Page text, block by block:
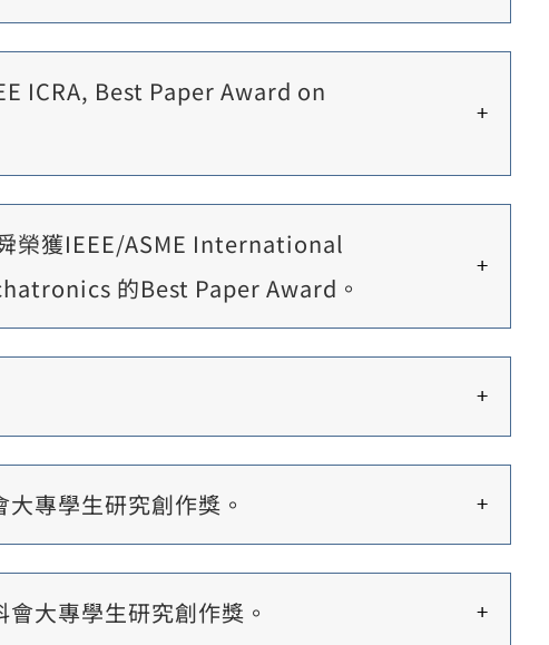
ICRA, Best Paper Award on
榮獲IEEE/ASME International
的Best Paper Award。
專學生研究創作獎。
大專學生研究創作獎。